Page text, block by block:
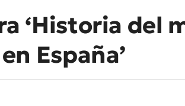
‘Historia del
España’